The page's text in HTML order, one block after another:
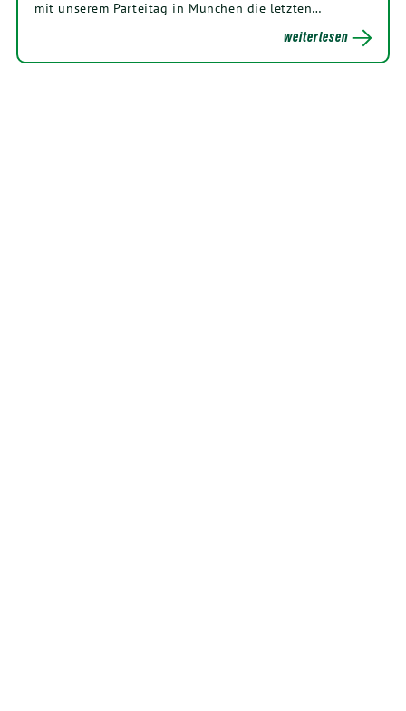
mit unse­rem Par­tei­tag in Mün­chen die letzten…
weiterlesen